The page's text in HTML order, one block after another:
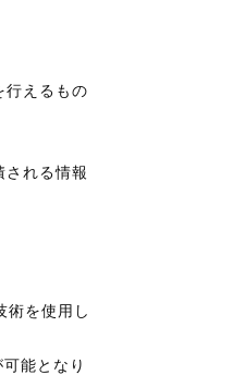
行えるもの
れる情報
術を使用し
能となり